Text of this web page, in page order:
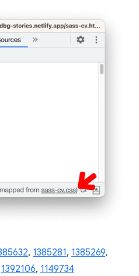
, 1385281, 1385269,
1392106, 1149734